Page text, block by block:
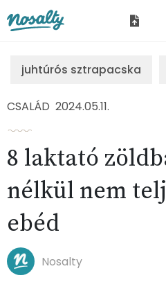
juhtúrós sztrapacska
CSALÁD 2024.05.11.
8 laktató
nélkül nem
ebéd
Nosalty